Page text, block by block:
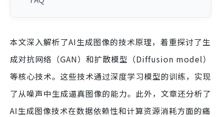
本文深入解析了AI生成图像的技术原理，着重探讨了生
成对抗网络（GAN）和扩散模型（Diffusion model）
等核心技术。这些技术通过深度学习模型的训练，实现
了从噪声中生成逼真图像的能力。此外，文章还分析了
AI生成图像技术在数据依赖性和计算资源消耗方面的痛